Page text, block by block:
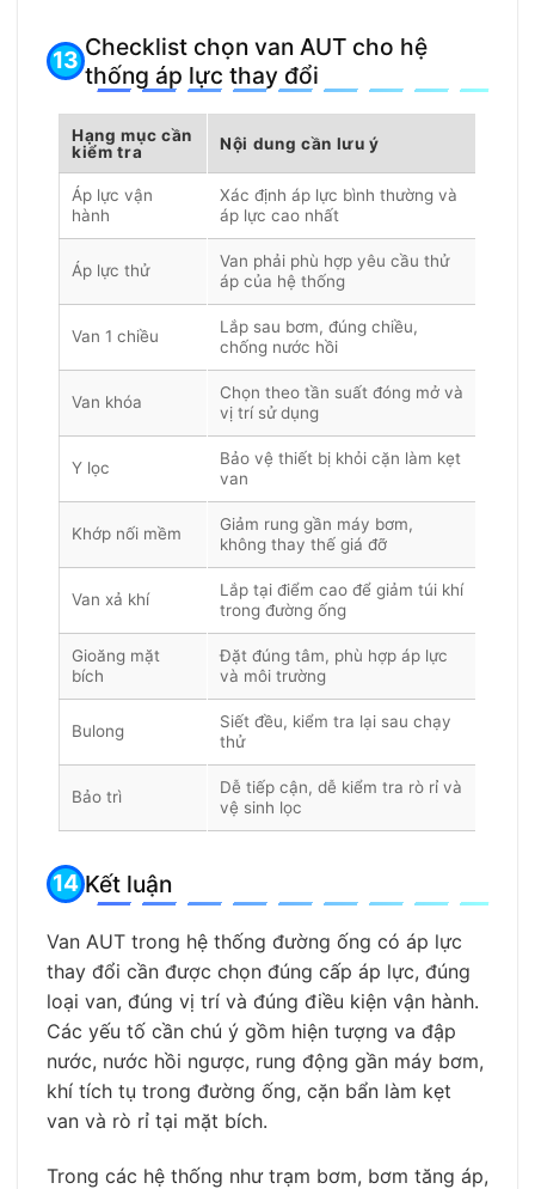
Checklist chọn van AUT cho hệ
thống áp lực thay đổi
Hạng mục cần
kiểm tra
Nội dung cần lưu ý
Áp lực vận
hành
Xác định áp lực bình thường và
áp lực cao nhất
Áp lực thử
Van phải phù hợp yêu cầu thử
áp của hệ thống
Van 1 chiều
Lắp sau bơm, đúng chiều,
chống nước hồi
Van khóa
Chọn theo tần suất đóng mở và
vị trí sử dụng
Y lọc
Bảo vệ thiết bị khỏi cặn làm kẹt
van
Khớp nối mềm
Giảm rung gần máy bơm,
không thay thế giá đỡ
Van xả khí
Lắp tại điểm cao để giảm túi khí
trong đường ống
Gioăng mặt
bích
Đặt đúng tâm, phù hợp áp lực
và môi trường
Bulong
Siết đều, kiểm tra lại sau chạy
thử
Bảo trì
Dễ tiếp cận, dễ kiểm tra rò rỉ và
vệ sinh lọc
Kết luận
Van AUT trong hệ thống đường ống có áp lực
thay đổi cần được chọn đúng cấp áp lực, đúng
loại van, đúng vị trí và đúng điều kiện vận hành.
Các yếu tố cần chú ý gồm hiện tượng va đập
nước, nước hồi ngược, rung động gần máy bơm,
khí tích tụ trong đường ống, cặn bẩn làm kẹt
van và rò rỉ tại mặt bích.
Trong các hệ thống như trạm bơm, bơm tăng áp,